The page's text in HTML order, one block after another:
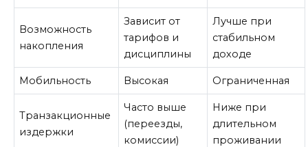
Возможность
накопления
Зависит от
тарифов и
дисциплины
Лучше при
стабильном
доходе
Мобильность Высокая Ограниченная
Транзакционные
издержки
Часто выше
(переезды,
комиссии)
Ниже при
длительном
проживании